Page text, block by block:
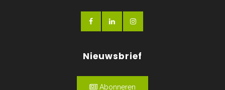
Nieuwsbrief
Abonneren